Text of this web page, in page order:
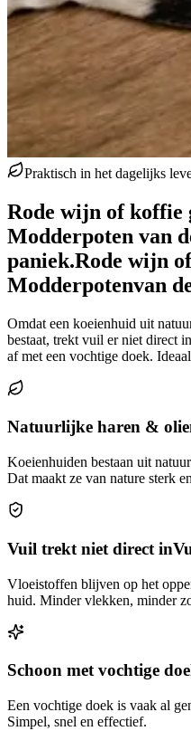
Praktisch in het dagelijks
Rode wijn of koffie
Modderpoten van
paniek.Rode wijn
Modderpotenvan
Omdat een koeienhuid uit
bestaat, trekt vuil er niet direct
af met een vochtige doek.
Natuurlijke haren &
Koeienhuiden bestaan uit
Dat maakt ze van nature sterk
Vuil trekt niet direct in
Vloeistoffen blijven op het
huid. Minder vlekken, minder
Schoon met vochtige
Een vochtige doek is vaak al
Simpel, snel en effectief.